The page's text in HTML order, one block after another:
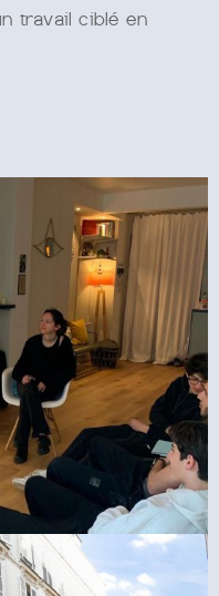
travail ciblé en